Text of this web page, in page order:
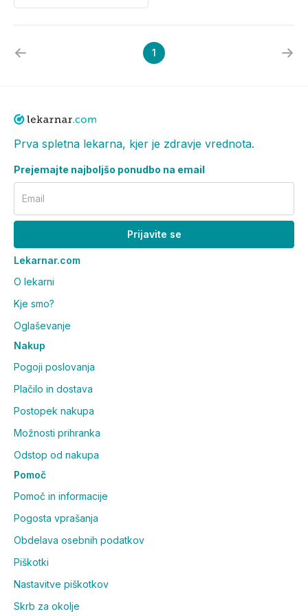
1
Prva spletna lekarna, kjer je zdravje vrednota.
Prejemajte najboljšo ponudbo na email
Email
Prijavite se
Lekarnar.com
O lekarni
Kje smo?
Oglaševanje
Nakup
Pogoji poslovanja
Plačilo in dostava
Postopek nakupa
Možnosti prihranka
Odstop od nakupa
Pomoč
Pomoč in informacije
Pogosta vprašanja
Obdelava osebnih podatkov
Piškotki
Nastavitve piškotkov
Skrb za okolje